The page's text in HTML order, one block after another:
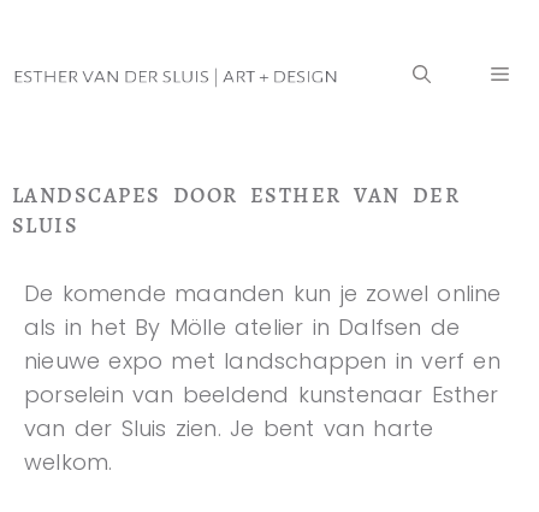
LANDSCAPES DOOR ESTHER VAN DER
SLUIS
De komende maanden kun je zowel online
als in het By Mölle atelier in Dalfsen de
nieuwe expo met landschappen in verf en
porselein van beeldend kunstenaar Esther
van der Sluis zien. Je bent van harte
welkom.